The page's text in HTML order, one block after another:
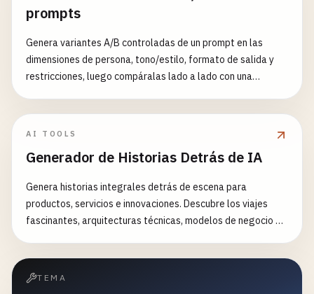
prompts
Genera variantes A/B controladas de un prompt en las
dimensiones de persona, tono/estilo, formato de salida y
restricciones, luego compáralas lado a lado con una
AI TOOLS
Generador de Historias Detrás de IA
Genera historias integrales detrás de escena para
productos, servicios e innovaciones. Descubre los viajes
fascinantes, arquitecturas técnicas, modelos de negocio e
TEMA